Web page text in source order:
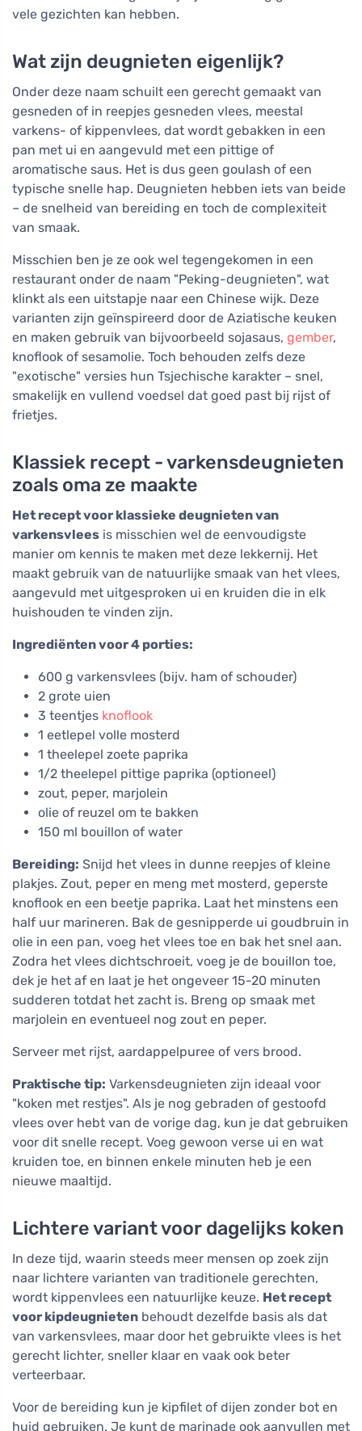
vele gezichten kan hebben.
Wat zijn deugnieten eigenlijk?
Onder deze naam schuilt een gerecht gemaakt van
gesneden of in reepjes gesneden vlees, meestal
varkens- of kippenvlees, dat wordt gebakken in een
pan met ui en aangevuld met een pittige of
aromatische saus. Het is dus geen goulash of een
typische snelle hap. Deugnieten hebben iets van beide
– de snelheid van bereiding en toch de complexiteit
van smaak.
Misschien ben je ze ook wel tegengekomen in een
restaurant onder de naam "Peking-deugnieten", wat
klinkt als een uitstapje naar een Chinese wijk. Deze
varianten zijn geïnspireerd door de Aziatische keuken
en maken gebruik van bijvoorbeeld sojasaus, gember,
knoflook of sesamolie. Toch behouden zelfs deze
"exotische" versies hun Tsjechische karakter – snel,
smakelijk en vullend voedsel dat goed past bij rijst of
frietjes.
Klassiek recept - varkensdeugnieten
zoals oma ze maakte
Het recept voor klassieke deugnieten van
varkensvlees is misschien wel de eenvoudigste
manier om kennis te maken met deze lekkernij. Het
maakt gebruik van de natuurlijke smaak van het vlees,
aangevuld met uitgesproken ui en kruiden die in elk
huishouden te vinden zijn.
Ingrediënten voor 4 porties:
600 g varkensvlees (bijv. ham of schouder)
2 grote uien
3 teentjes knoflook
1 eetlepel volle mosterd
1 theelepel zoete paprika
1/2 theelepel pittige paprika (optioneel)
zout, peper, marjolein
olie of reuzel om te bakken
150 ml bouillon of water
Bereiding: Snijd het vlees in dunne reepjes of kleine
plakjes. Zout, peper en meng met mosterd, geperste
knoflook en een beetje paprika. Laat het minstens een
half uur marineren. Bak de gesnipperde ui goudbruin in
olie in een pan, voeg het vlees toe en bak het snel aan.
Zodra het vlees dichtschroeit, voeg je de bouillon toe,
dek je het af en laat je het ongeveer 15-20 minuten
sudderen totdat het zacht is. Breng op smaak met
marjolein en eventueel nog zout en peper.
Serveer met rijst, aardappelpuree of vers brood.
Praktische tip: Varkensdeugnieten zijn ideaal voor
"koken met restjes". Als je nog gebraden of gestoofd
vlees over hebt van de vorige dag, kun je dat gebruiken
voor dit snelle recept. Voeg gewoon verse ui en wat
kruiden toe, en binnen enkele minuten heb je een
nieuwe maaltijd.
Lichtere variant voor dagelijks koken
In deze tijd, waarin steeds meer mensen op zoek zijn
naar lichtere varianten van traditionele gerechten,
wordt kippenvlees een natuurlijke keuze. Het recept
voor kipdeugnieten behoudt dezelfde basis als dat
van varkensvlees, maar door het gebruikte vlees is het
gerecht lichter, sneller klaar en vaak ook beter
verteerbaar.
Voor de bereiding kun je kipfilet of dijen zonder bot en
huid gebruiken. Je kunt de marinade ook aanvullen met